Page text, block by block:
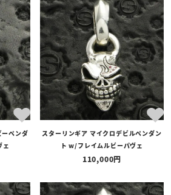
ーペンダ
ェ
スターリンギア マイクロデビルペンダン
ト w/フレイムルビーパヴェ
110,000